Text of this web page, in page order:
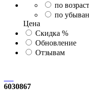
по
по
Ценa
Скидка %
Обновление
Отзывам
6030867